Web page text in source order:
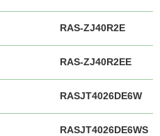
RAS-ZJ40R2E
RAS-ZJ40R2EE
RASJT4026DE6W
RASJT4026DE6WS